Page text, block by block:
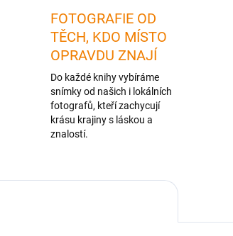
FOTOGRAFIE OD
TĚCH, KDO MÍSTO
OPRAVDU ZNAJÍ
Do každé knihy vybíráme
snímky od našich i lokálních
fotografů, kteří zachycují
krásu krajiny s láskou a
znalostí.